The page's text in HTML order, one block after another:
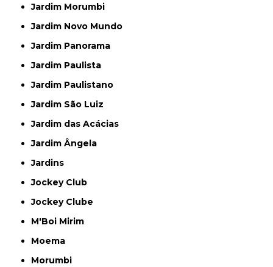
Jardim Morumbi
Jardim Novo Mundo
Jardim Panorama
Jardim Paulista
Jardim Paulistano
Jardim São Luiz
Jardim das Acácias
Jardim Ângela
Jardins
Jockey Club
Jockey Clube
M'Boi Mirim
Moema
Morumbi